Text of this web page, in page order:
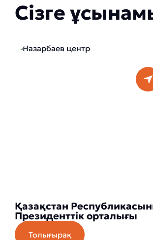
Сізге
Қазақстан
Президенттік орталығы
Толығырақ